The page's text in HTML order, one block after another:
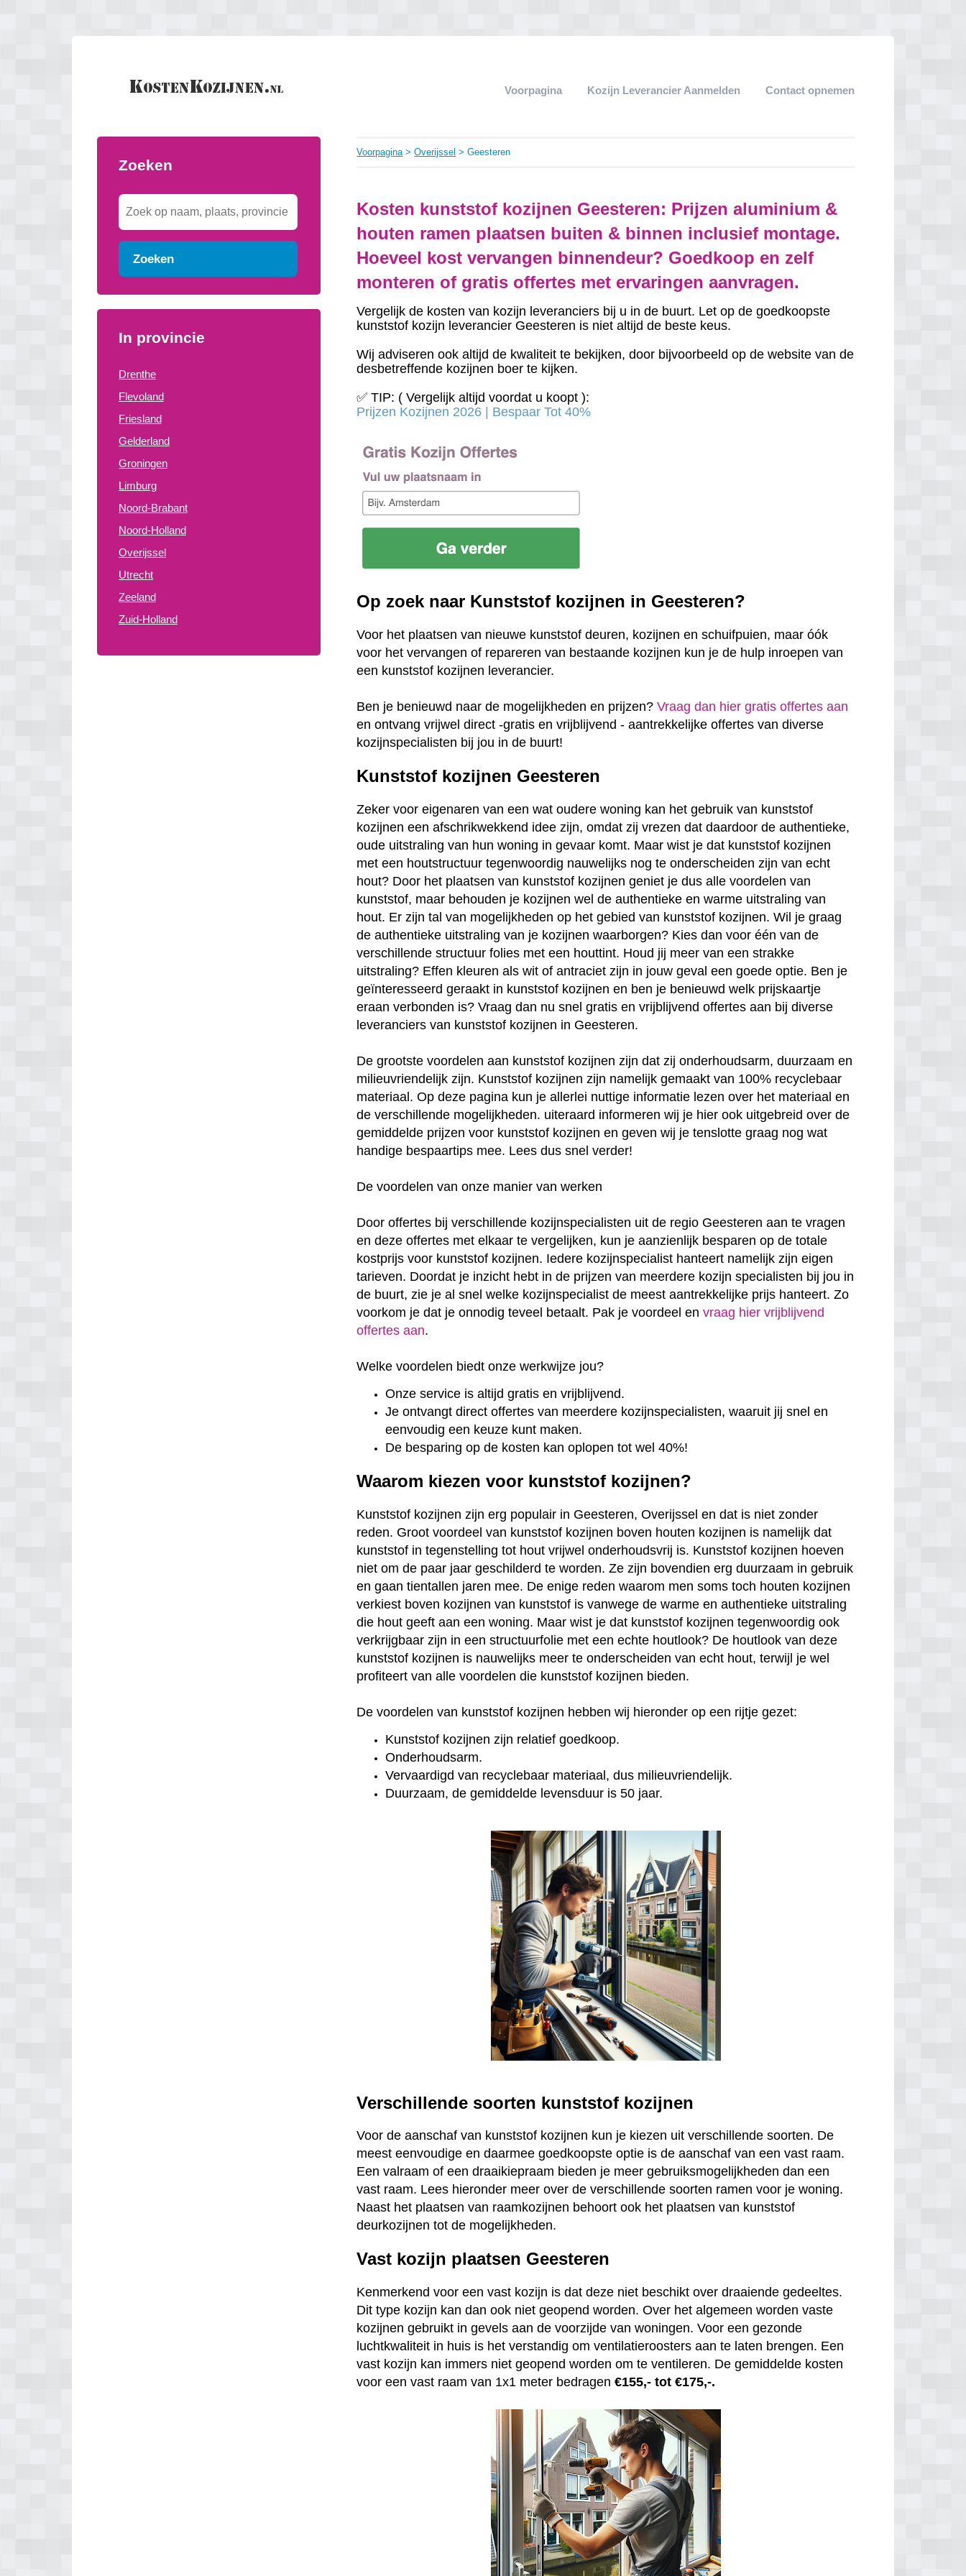
Voorpagina Kozijn Leverancier Aanmelden Contact opnemen
Zoeken
Zoeken
In provincie
Drenthe
Flevoland
Friesland
Gelderland
Groningen
Limburg
Noord-Brabant
Noord-Holland
Overijssel
Utrecht
Zeeland
Zuid-Holland
Voorpagina>Overijssel > Geesteren
Kosten kunststof kozijnen Geesteren: Prijzen aluminium &
houten ramen plaatsen buiten & binnen inclusief montage.
Hoeveel kost vervangen binnendeur? Goedkoop en zelf
monteren of gratis offertes met ervaringen aanvragen.
Vergelijk de kosten van kozijn leveranciers bij u in de buurt. Let op de goedkoopste
kunststof kozijn leverancier Geesteren is niet altijd de beste keus.
Wij adviseren ook altijd de kwaliteit te bekijken, door bijvoorbeeld op de website van de
desbetreffende kozijnen boer te kijken.
✅ TIP: ( Vergelijk altijd voordat u koopt ):
Prijzen Kozijnen 2026 | Bespaar Tot 40%‎
Op zoek naar Kunststof kozijnen in Geesteren?
Voor het plaatsen van nieuwe kunststof deuren, kozijnen en schuifpuien, maar óók
voor het vervangen of repareren van bestaande kozijnen kun je de hulp inroepen van
een kunststof kozijnen leverancier.
Ben je benieuwd naar de mogelijkheden en prijzen?Vraag dan hier gratis offertes aan
en ontvang vrijwel direct -gratis en vrijblijvend - aantrekkelijke offertes van diverse
kozijnspecialisten bij jou in de buurt!
Kunststof kozijnen Geesteren
Zeker voor eigenaren van een wat oudere woning kan het gebruik van kunststof
kozijnen een afschrikwekkend idee zijn, omdat zij vrezen dat daardoor de authentieke,
oude uitstraling van hun woning in gevaar komt. Maar wist je dat kunststof kozijnen
met een houtstructuur tegenwoordig nauwelijks nog te onderscheiden zijn van echt
hout? Door het plaatsen van kunststof kozijnen geniet je dus alle voordelen van
kunststof, maar behouden je kozijnen wel de authentieke en warme uitstraling van
hout. Er zijn tal van mogelijkheden op het gebied van kunststof kozijnen. Wil je graag
de authentieke uitstraling van je kozijnen waarborgen? Kies dan voor één van de
verschillende structuur folies met een houttint. Houd jij meer van een strakke
uitstraling? Effen kleuren als wit of antraciet zijn in jouw geval een goede optie. Ben je
geïnteresseerd geraakt in kunststof kozijnen en ben je benieuwd welk prijskaartje
eraan verbonden is? Vraag dan nu snel gratis en vrijblijvend offertes aan bij diverse
leveranciers van kunststof kozijnen in Geesteren.
De grootste voordelen aan kunststof kozijnen zijn dat zij onderhoudsarm, duurzaam en
milieuvriendelijk zijn. Kunststof kozijnen zijn namelijk gemaakt van 100% recyclebaar
materiaal. Op deze pagina kun je allerlei nuttige informatie lezen over het materiaal en
de verschillende mogelijkheden. uiteraard informeren wij je hier ook uitgebreid over de
gemiddelde prijzen voor kunststof kozijnen en geven wij je tenslotte graag nog wat
handige bespaartips mee. Lees dus snel verder!
De voordelen van onze manier van werken
Door offertes bij verschillende kozijnspecialisten uit de regio Geesteren aan te vragen
en deze offertes met elkaar te vergelijken, kun je aanzienlijk besparen op de totale
kostprijs voor kunststof kozijnen. Iedere kozijnspecialist hanteert namelijk zijn eigen
tarieven. Doordat je inzicht hebt in de prijzen van meerdere kozijn specialisten bij jou in
de buurt, zie je al snel welke kozijnspecialist de meest aantrekkelijke prijs hanteert. Zo
voorkom je dat je onnodig teveel betaalt. Pak je voordeel envraag hier vrijblijvend
offertes aan.
Welke voordelen biedt onze werkwijze jou?
Onze service is altijd gratis en vrijblijvend.
Je ontvangt direct offertes van meerdere kozijnspecialisten, waaruit jij snel en
eenvoudig een keuze kunt maken.
De besparing op de kosten kan oplopen tot wel 40%!
Waarom kiezen voor kunststof kozijnen?
Kunststof kozijnen zijn erg populair in Geesteren, Overijssel en dat is niet zonder
reden. Groot voordeel van kunststof kozijnen boven houten kozijnen is namelijk dat
kunststof in tegenstelling tot hout vrijwel onderhoudsvrij is. Kunststof kozijnen hoeven
niet om de paar jaar geschilderd te worden. Ze zijn bovendien erg duurzaam in gebruik
en gaan tientallen jaren mee. De enige reden waarom men soms toch houten kozijnen
verkiest boven kozijnen van kunststof is vanwege de warme en authentieke uitstraling
die hout geeft aan een woning. Maar wist je dat kunststof kozijnen tegenwoordig ook
verkrijgbaar zijn in een structuurfolie met een echte houtlook? De houtlook van deze
kunststof kozijnen is nauwelijks meer te onderscheiden van echt hout, terwijl je wel
profiteert van alle voordelen die kunststof kozijnen bieden.
De voordelen van kunststof kozijnen hebben wij hieronder op een rijtje gezet:
Kunststof kozijnen zijn relatief goedkoop.
Onderhoudsarm.
Vervaardigd van recyclebaar materiaal, dus milieuvriendelijk.
Duurzaam, de gemiddelde levensduur is 50 jaar.
Verschillende soorten kunststof kozijnen
Voor de aanschaf van kunststof kozijnen kun je kiezen uit verschillende soorten. De
meest eenvoudige en daarmee goedkoopste optie is de aanschaf van een vast raam.
Een valraam of een draaikiepraam bieden je meer gebruiksmogelijkheden dan een
vast raam. Lees hieronder meer over de verschillende soorten ramen voor je woning.
Naast het plaatsen van raamkozijnen behoort ook het plaatsen van kunststof
deurkozijnen tot de mogelijkheden.
Vast kozijn plaatsen Geesteren
Kenmerkend voor een vast kozijn is dat deze niet beschikt over draaiende gedeeltes.
Dit type kozijn kan dan ook niet geopend worden. Over het algemeen worden vaste
kozijnen gebruikt in gevels aan de voorzijde van woningen. Voor een gezonde
luchtkwaliteit in huis is het verstandig om ventilatieroosters aan te laten brengen. Een
vast kozijn kan immers niet geopend worden om te ventileren. De gemiddelde kosten
voor een vast raam van 1x1 meter bedragen€155,- tot €175,-.